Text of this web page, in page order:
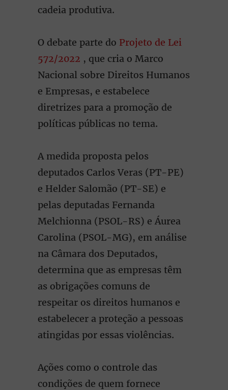
cadeia produtiva.
O debate parte do Projeto de Lei
572/2022 , que cria o Marco
Nacional sobre Direitos Humanos
e Empresas, e estabelece
diretrizes para a promoção de
políticas públicas no tema.
A medida proposta pelos
deputados Carlos Veras (PT-PE)
e Helder Salomão (PT-SE) e
pelas deputadas Fernanda
Melchionna (PSOL-RS) e Áurea
Carolina (PSOL-MG), em análise
na Câmara dos Deputados,
determina que as empresas têm
as obrigações comuns de
respeitar os direitos humanos e
estabelecer a proteção a pessoas
atingidas por essas violências.
Ações como o controle das
condições de quem fornece